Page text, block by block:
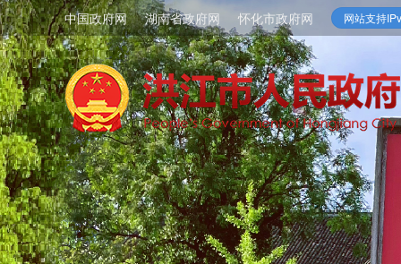
中国政府网 湖南省政府网 怀化市政府网 网站支持